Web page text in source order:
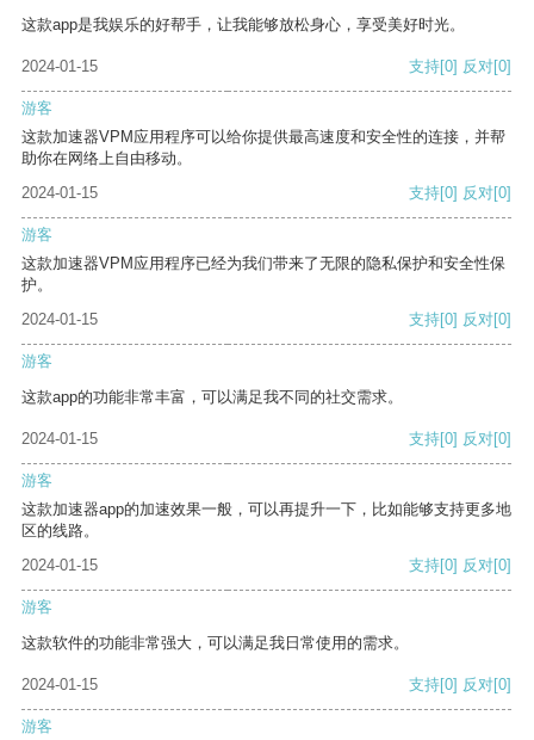
这款app是我娱乐的好帮手，让我能够放松身心，享受美好时光。
2024-01-15 支持[0] 反对[0]
游客
这款加速器VPM应用程序可以给你提供最高速度和安全性的连接，并帮
助你在网络上自由移动。
2024-01-15
支持[0] 反对[0]
游客
这款加速器VPM应用程序已经为我们带来了无限的隐私保护和安全性保
护。
2024-01-15
支持[0] 反对[0]
游客
这款app的功能非常丰富，可以满足我不同的社交需求。
2024-01-15 支持[0] 反对[0]
游客
这款加速器app的加速效果一般，可以再提升一下，比如能够支持更多地
区的线路。
2024-01-15
支持[0] 反对[0]
游客
这款软件的功能非常强大，可以满足我日常使用的需求。
2024-01-15 支持[0] 反对[0]
游客